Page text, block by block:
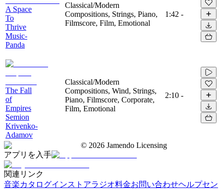
A Space
To
Thrive
Music-
Panda
Classical/Modern
Compositions, Strings, Piano,
Filmscore, Film, Emotional
1:42 -
The Fall
of
Empires
Semion
Krivenko-
Adamov
Classical/Modern
Compositions, Wind, Strings,
Piano, Filmscore, Corporate,
Film, Emotional
2:10 -
© 2026 Jamendo Licensing
アプリを入手
関連リンク
音楽カタログインストアラジオ料金お問い合わせヘルプセン